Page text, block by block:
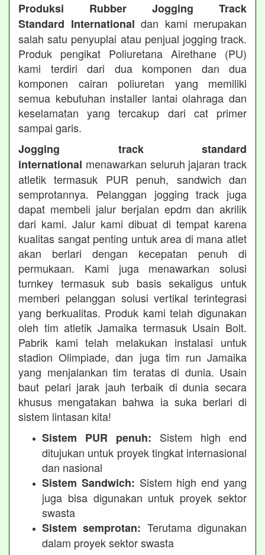
Produksi Rubber Jogging Track
Standard International dan kami merupakan
salah satu penyuplai atau penjual jogging track.
Produk pengikat Poliuretana Airethane (PU)
kami terdiri dari dua komponen dan dua
komponen cairan poliuretan yang memiliki
semua kebutuhan installer lantai olahraga dan
keselamatan yang tercakup dari cat primer
sampai garis.
Jogging track standard
international menawarkan seluruh jajaran track
atletik termasuk PUR penuh, sandwich dan
semprotannya. Pelanggan jogging track juga
dapat membeli jalur berjalan epdm dan akrilik
dari kami. Jalur kami dibuat di tempat karena
kualitas sangat penting untuk area di mana atlet
akan berlari dengan kecepatan penuh di
permukaan. Kami juga menawarkan solusi
turnkey termasuk sub basis sekaligus untuk
memberi pelanggan solusi vertikal terintegrasi
yang berkualitas. Produk kami telah digunakan
oleh tim atletik Jamaika termasuk Usain Bolt.
Pabrik kami telah melakukan instalasi untuk
stadion Olimpiade, dan juga tim run Jamaika
yang menjalankan tim teratas di dunia. Usain
baut pelari jarak jauh terbaik di dunia secara
khusus mengatakan bahwa ia suka berlari di
sistem lintasan kita!
Sistem PUR penuh: Sistem high end
ditujukan untuk proyek tingkat internasional
dan nasional
Sistem Sandwich: Sistem high end yang
juga bisa digunakan untuk proyek sektor
swasta
Sistem semprotan: Terutama digunakan
dalam proyek sektor swasta